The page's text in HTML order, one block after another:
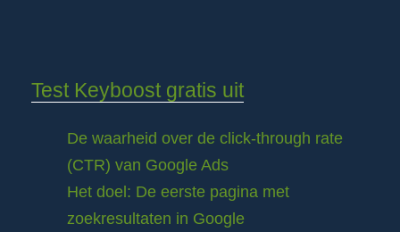
Test Keyboost gratis uit
De waarheid over de click-through rate
(CTR) van Google Ads
Het doel: De eerste pagina met
zoekresultaten in Google